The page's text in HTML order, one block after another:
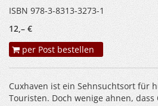
ISBN 978-3-8313-3273-1
12,– €
per Post bestellen
Cuxhaven ist ein Sehnsuchtsort für
Touristen. Doch wenige ahnen, dass